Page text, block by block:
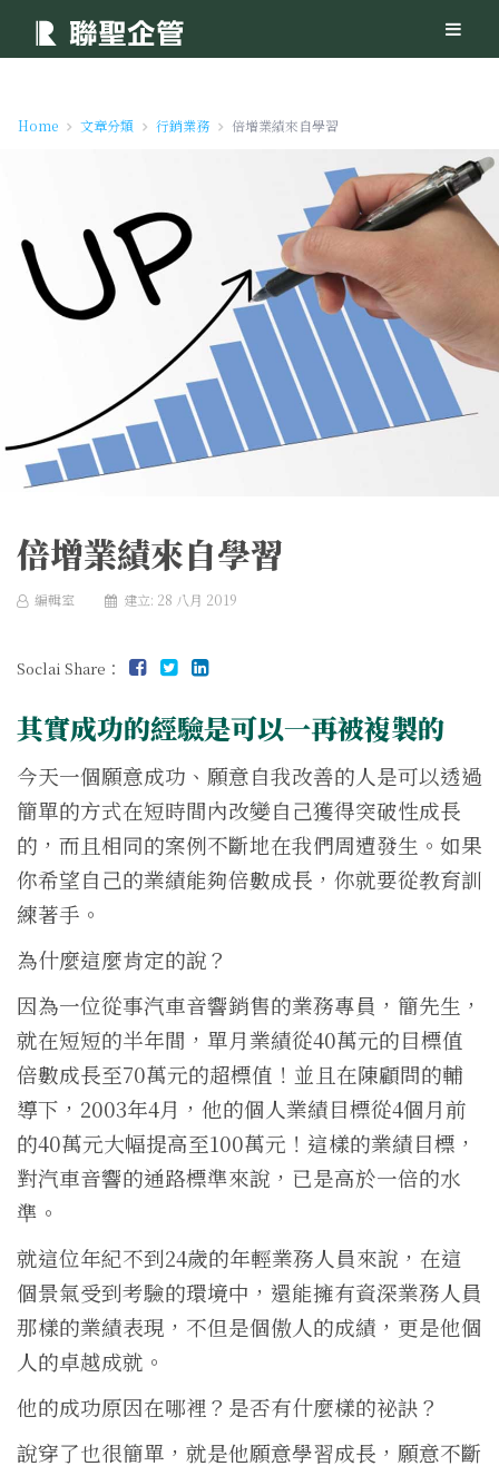
Home 文章分類 行銷業務 倍增業績來自學習
倍增業績來自學習
編輯室 建立: 28 八月 2019
Soclai Share：
其實成功的經驗是可以一再被複製的
今天一個願意成功、願意自我改善的人是可以透過
簡單的方式在短時間內改變自己獲得突破性成長
的，而且相同的案例不斷地在我們周遭發生。如果
你希望自己的業績能夠倍數成長，你就要從教育訓
練著手。
為什麼這麼肯定的說？
因為一位從事汽車音響銷售的業務專員，簡先生，
就在短短的半年間，單月業績從40萬元的目標值
倍數成長至70萬元的超標值！並且在陳顧問的輔
導下，2003年4月，他的個人業績目標從4個月前
的40萬元大幅提高至100萬元！這樣的業績目標，
對汽車音響的通路標準來說，已是高於一倍的水
準。
就這位年紀不到24歲的年輕業務人員來說，在這
個景氣受到考驗的環境中，還能擁有資深業務人員
那樣的業績表現，不但是個傲人的成績，更是他個
人的卓越成就。
他的成功原因在哪裡？是否有什麼樣的祕訣？
說穿了也很簡單，就是他願意學習成長，願意不斷